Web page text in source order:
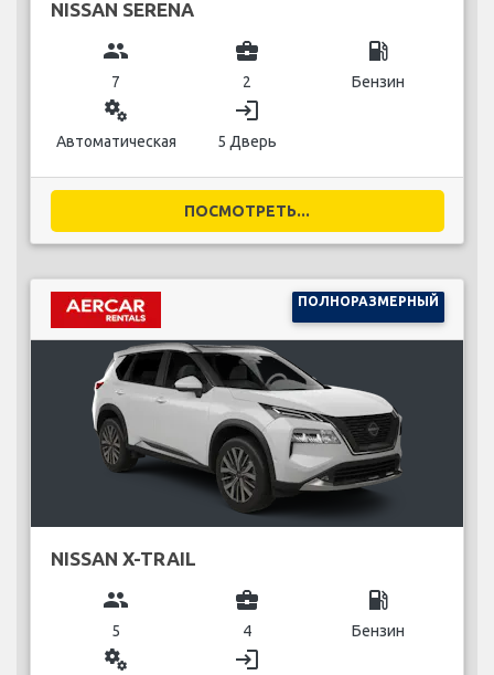
NISSAN SERENA
group
7
business_center
2
local_gas_station
Бензин
miscellaneous_services
Автоматическая
login
5 Дверь
ПОСМОТРЕТЬ...
ПОЛНОРАЗМЕРНЫЙ
NISSAN X-TRAIL
group
5
business_center
4
local_gas_station
Бензин
miscellaneous_services login